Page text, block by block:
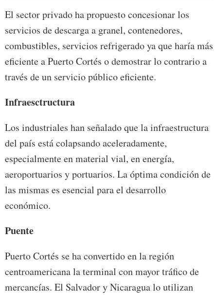
El sector privado ha propuesto concesionar los
servicios de descarga a granel, contenedores,
combustibles, servicios refrigerado ya que haría más
eficiente a Puerto Cortés o demostrar lo contrario a
través de un servicio público eficiente.
Infraesctructura
Los industriales han señalado que la infraestructura
del país está colapsando aceleradamente,
especialmente en material vial, en energía,
aeroportuarios y portuarios. La óptima condición de
las mismas es esencial para el desarrollo
económico.
Puente
Puerto Cortés se ha convertido en la región
centroamericana la terminal con mayor tráfico de
mercancías. El Salvador y Nicaragua lo utilizan